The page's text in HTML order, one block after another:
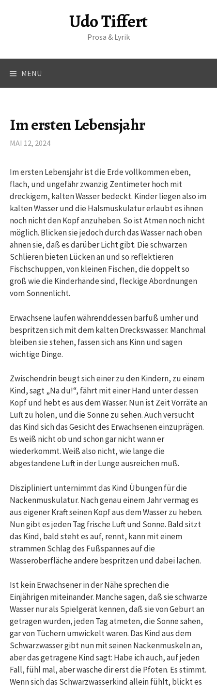
z
Udo Tiffert
Prosa & Lyrik
MENÜ
Im ersten Lebensjahr
MAI 12, 2024
Im ersten Lebensjahr ist die Erde vollkommen eben,
flach, und ungefähr zwanzig Zentimeter hoch mit
dreckigem, kalten Wasser bedeckt. Kinder liegen also im
kalten Wasser und die Halsmuskulatur erlaubt es ihnen
noch nicht den Kopf anzuheben. So ist Atmen noch nicht
möglich. Blicken sie jedoch durch das Wasser nach oben
ahnen sie, daß es darüber Licht gibt. Die schwarzen
Schlieren bieten Lücken an und so reflektieren
Fischschuppen, von kleinen Fischen, die doppelt so
groß wie die Kinderhände sind, fleckige Abordnungen
vom Sonnenlicht.
Erwachsene laufen währenddessen barfuß umher und
bespritzen sich mit dem kalten Dreckswasser. Manchmal
bleiben sie stehen, fassen sich ans Kinn und sagen
wichtige Dinge.
Zwischendrin beugt sich einer zu den Kindern, zu einem
Kind, sagt „Na du!“, fährt mit einer Hand unter dessen
Kopf und hebt es aus dem Wasser. Nun ist Zeit Vorräte an
Luft zu holen, und die Sonne zu sehen. Auch versucht
das Kind sich das Gesicht des Erwachsenen einzuprägen.
Es weiß nicht ob und schon gar nicht wann er
wiederkommt. Weiß also nicht, wie lange die
abgestandene Luft in der Lunge ausreichen muß.
Diszipliniert unternimmt das Kind Übungen für die
Nackenmuskulatur. Nach genau einem Jahr vermag es
aus eigener Kraft seinen Kopf aus dem Wasser zu heben.
Nun gibt es jeden Tag frische Luft und Sonne. Bald sitzt
das Kind, bald steht es auf, rennt, kann mit einem
strammen Schlag des Fußspannes auf die
Wasseroberfläche andere bespritzen und dabei lachen.
Ist kein Erwachsener in der Nähe sprechen die
Einjährigen miteinander. Manche sagen, daß sie schwarze
Wasser nur als Spielgerät kennen, daß sie von Geburt an
getragen wurden, jeden Tag atmeten, die Sonne sahen,
gar von Tüchern umwickelt waren. Das Kind aus dem
Schwarzwasser gibt nun mit seinen Nackenmuskeln an,
aber das getragene Kind sagt: Habe ich auch, auf jeden
Fall, fühl mal, aber wasche dir erst die Pfoten. Es stimmt.
Wenn sich das Schwarzwasserkind allein fühlt, blickt es